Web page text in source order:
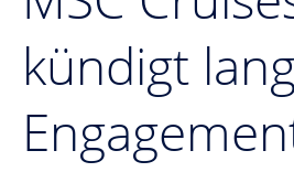
kündigt